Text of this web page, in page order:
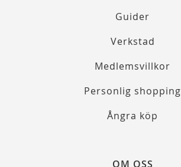
Guider
Verkstad
Medlemsvillkor
Personlig shopping
Ångra köp
OM OSS